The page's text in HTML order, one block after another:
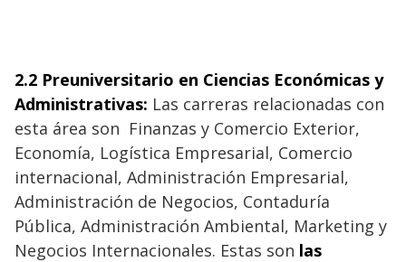
2.2 Preuniversitario en Ciencias Económicas y
Administrativas: Las carreras relacionadas con
esta área son Finanzas y Comercio Exterior,
Economía, Logística Empresarial, Comercio
internacional, Administración Empresarial,
Administración de Negocios, Contaduría
Pública, Administración Ambiental, Marketing y
Negocios Internacionales. Estas son las